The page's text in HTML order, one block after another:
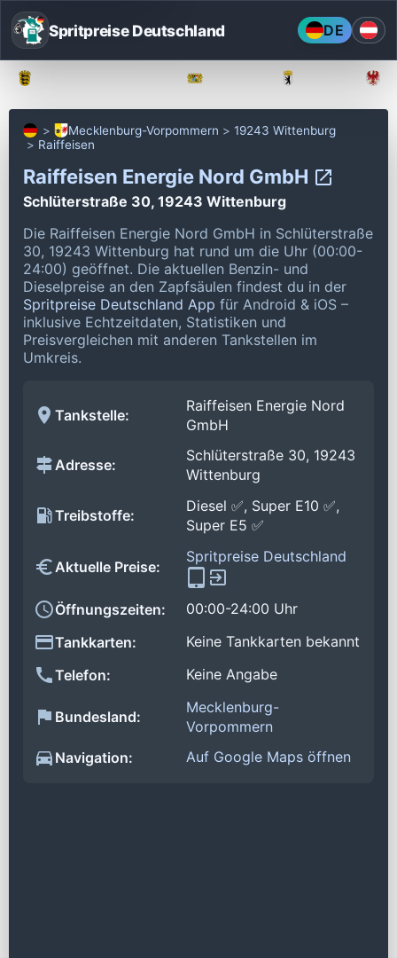
Spritpreise Deutschland DE
Mecklenburg-Vorpommern
19243 Wittenburg
Raiffeisen
Raiffeisen Energie Nord GmbH
Schlüterstraße 30, 19243 Wittenburg
Die Raiffeisen Energie Nord GmbH in Schlüterstraße
30, 19243 Wittenburg hat rund um die Uhr (00:00-
24:00) geöffnet. Die aktuellen Benzin- und
Dieselpreise an den Zapfsäulen findest du in der
Spritpreise Deutschland App für Android & iOS –
inklusive Echtzeitdaten, Statistiken und
Preisvergleichen mit anderen Tankstellen im
Umkreis.
Tankstelle:
Raiffeisen Energie Nord
GmbH
Adresse:
Schlüterstraße 30, 19243
Wittenburg
Treibstoffe:
Diesel ✅, Super E10 ✅,
Super E5 ✅
Aktuelle Preise:
Spritpreise Deutschland
Öffnungszeiten:
00:00-24:00 Uhr
Tankkarten:
Keine Tankkarten bekannt
Telefon:
Keine Angabe
Bundesland:
Mecklenburg-
Vorpommern
Navigation:
Auf Google Maps öffnen